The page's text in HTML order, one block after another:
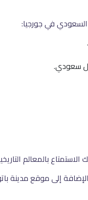
في جورجيا:
إلى موقع مدينة